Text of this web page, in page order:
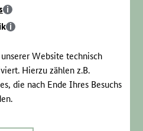
Website technisch
Hierzu zählen z.B.
die nach Ende Ihres Besuchs